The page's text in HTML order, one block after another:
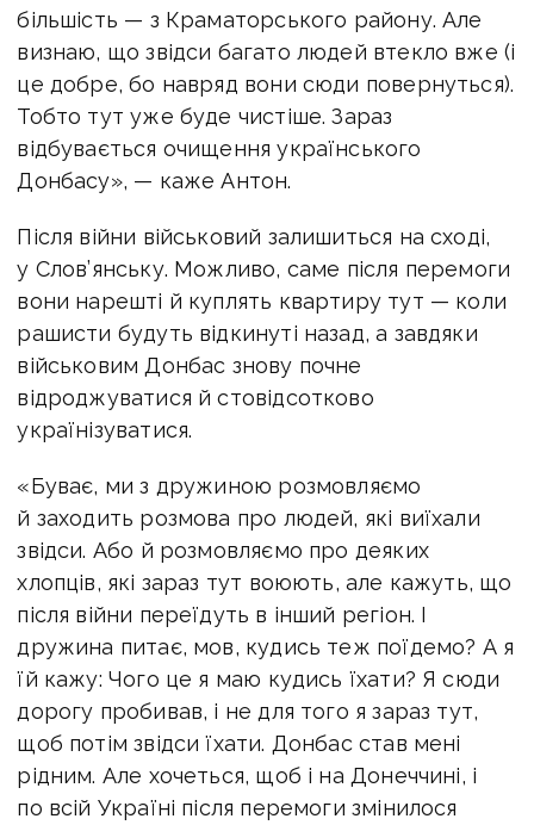
більшість — з Краматорського району. Але
визнаю, що звідси багато людей втекло вже (і
це добре, бо навряд вони сюди повернуться).
Тобто тут уже буде чистіше. Зараз
відбувається очищення українського
Донбасу», — каже Антон.
Після війни військовий залишиться на сході,
у Слов’янську. Можливо, саме після перемоги
вони нарешті й куплять квартиру тут — коли
рашисти будуть відкинуті назад, а завдяки
військовим Донбас знову почне
відроджуватися й стовідсотково
українізуватися.
«Буває, ми з дружиною розмовляємо
й заходить розмова про людей, які виїхали
звідси. Або й розмовляємо про деяких
хлопців, які зараз тут воюють, але кажуть, що
після війни переїдуть в інший регіон. І
дружина питає, мов, кудись теж поїдемо? А я
їй кажу: Чого це я маю кудись їхати? Я сюди
дорогу пробивав, і не для того я зараз тут,
щоб потім звідси їхати. Донбас став мені
рідним. Але хочеться, щоб і на Донеччині, і
по всій Україні після перемоги змінилося